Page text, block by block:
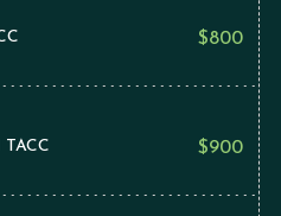
$800
$900